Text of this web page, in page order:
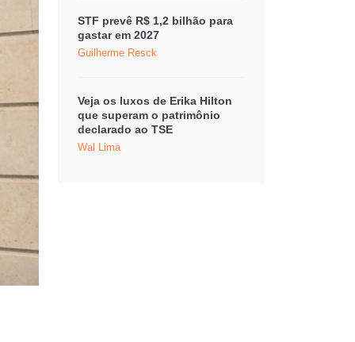
STF prevê R$ 1,2 bilhão para
gastar em 2027
Guilherme Resck
Veja os luxos de Erika Hilton
que superam o patrimônio
declarado ao TSE
Wal Lima